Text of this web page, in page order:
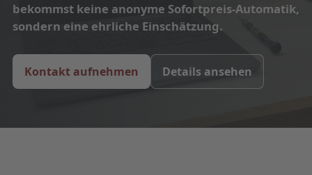
bekommst keine anonyme Sofortpreis-Automatik,
sondern eine ehrliche Einschätzung.
Kontakt aufnehmen Details ansehen